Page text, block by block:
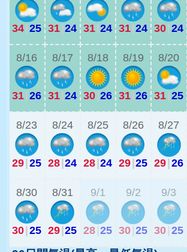
34|25 31|24 31|24 31|24 30|24
8/16
31|26
8/17
31|24
8/18
30|26
8/19
31|26
8/20
31|25
8/23
29|25
8/24
28|24
8/25
28|24
8/26
29|25
8/27
29|26
8/30
30|25
8/31
29|25
9/1
28 25
9/2
30 25
9/3
30 25